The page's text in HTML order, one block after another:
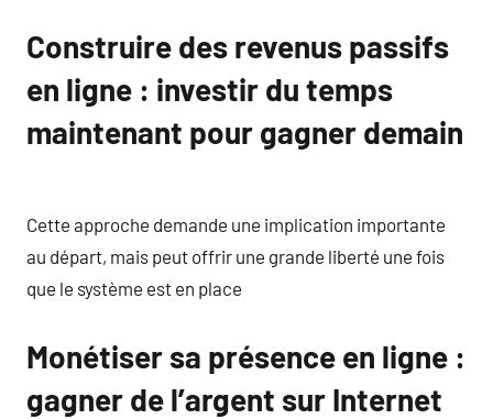
Construire des revenus passifs
en ligne : investir du temps
maintenant pour gagner demain
Cette approche demande une implication importante
au départ, mais peut offrir une grande liberté une fois
que le système est en place
Monétiser sa présence en ligne :
gagner de l’argent sur Internet